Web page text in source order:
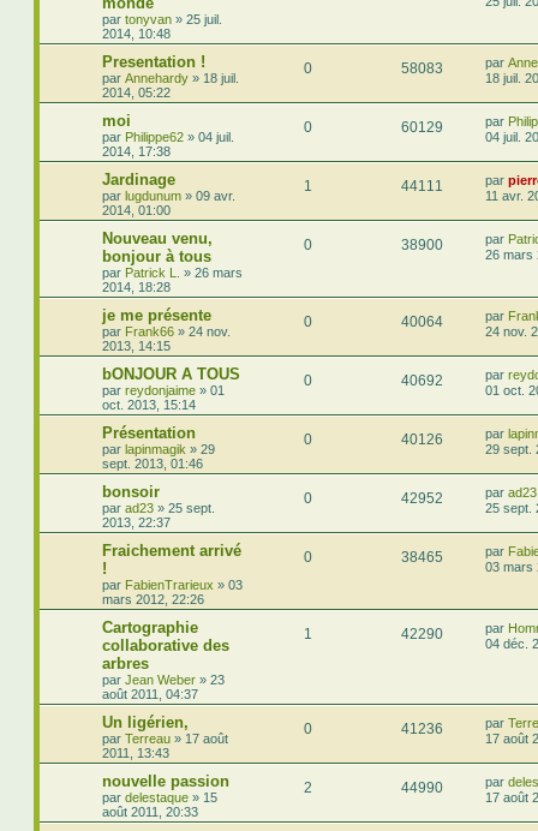
par tonyvan » 25 juil.
2014, 10:48
Presentation !
par Annehardy » 18 juil.
2014, 05:22
0 58083 par
18 juil.
moi
par Philippe62 » 04 juil.
2014, 17:38
0 60129 par
04 juil.
Jardinage
par lugdunum » 09 avr.
2014, 01:00
1 44111 par
11 avr.
Nouveau venu,
bonjour à tous
par Patrick L. » 26 mars
2014, 18:28
0 38900 par
26 mars
je me présente
par Frank66 » 24 nov.
2013, 14:15
0 40064 par
24 nov.
bONJOUR A TOUS
par reydonjaime » 01
oct. 2013, 15:14
0 40692 par
01 oct.
Présentation
par lapinmagik » 29
sept. 2013, 01:46
0 40126 par
29 sept.
bonsoir
par ad23 » 25 sept.
2013, 22:37
0 42952 par ad23
25 sept.
Fraichement arrivé
!
par FabienTrarieux » 03
mars 2012, 22:26
0 38465 par
03 mars
Cartographie
collaborative des
arbres
par Jean Weber » 23
août 2011, 04:37
1 42290 par
04 déc.
Un ligérien,
par Terreau » 17 août
2011, 13:43
0 41236 par
17 août
nouvelle passion
par delestaque » 15
août 2011, 20:33
2 44990 par
17 août